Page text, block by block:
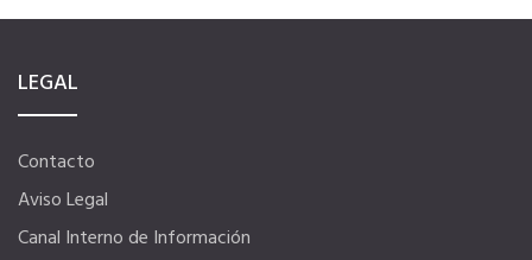
LEGAL
Contacto
Aviso Legal
Canal Interno de Información